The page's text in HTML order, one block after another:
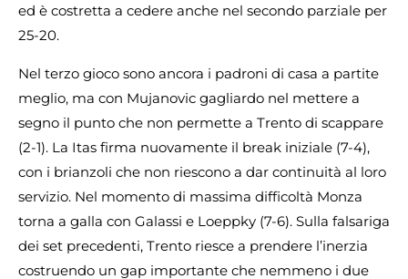
ed è costretta a cedere anche nel secondo parziale per
25-20.
Nel terzo gioco sono ancora i padroni di casa a partite
meglio, ma con Mujanovic gagliardo nel mettere a
segno il punto che non permette a Trento di scappare
(2-1). La Itas firma nuovamente il break iniziale (7-4),
con i brianzoli che non riescono a dar continuità al loro
servizio. Nel momento di massima difficoltà Monza
torna a galla con Galassi e Loeppky (7-6). Sulla falsariga
dei set precedenti, Trento riesce a prendere l’inerzia
costruendo un gap importante che nemmeno i due